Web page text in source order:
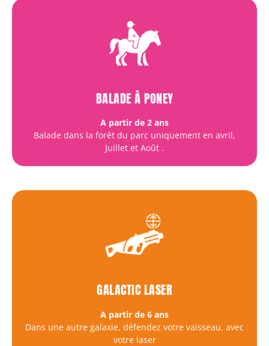
BALADE À PONEY
A partir de 2 ans
Balade dans la forêt du parc uniquement en avril,
Juillet et Août .
GALACTIC LASER
A partir de 6 ans
Dans une autre galaxie, défendez votre vaisseau. avec
votre laser